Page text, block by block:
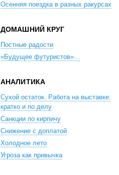
Осенняя поездка в разных ракурсах
ДОМАШНИЙ КРУГ
Постные радости
«Будущее футуристов»…
АНАЛИТИКА
Сухой остаток. Работа на выставке:
кратко и по делу
Санкции по кирпичу
Снижение с доплатой
Холодное лето
Угроза как привычка